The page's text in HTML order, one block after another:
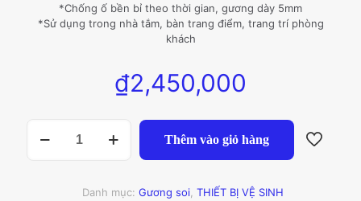
*Chống ố bền bỉ theo thời gian, gương dày 5mm
*Sử dụng trong nhà tắm, bàn trang điểm, trang trí phòng
khách
₫2,450,000
LED
Thêm vào giỏ hàng
Danh mục: Gương soi, THIẾT BỊ VỆ SINH